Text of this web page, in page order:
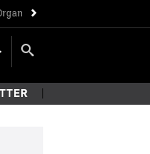
criminal